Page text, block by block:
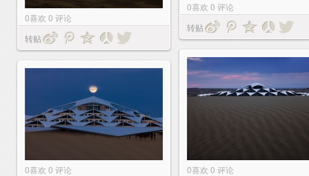
0喜欢 0 评论
转贴
0喜欢 0 评论
转贴
0喜欢 0 评论
0喜欢 0 评论